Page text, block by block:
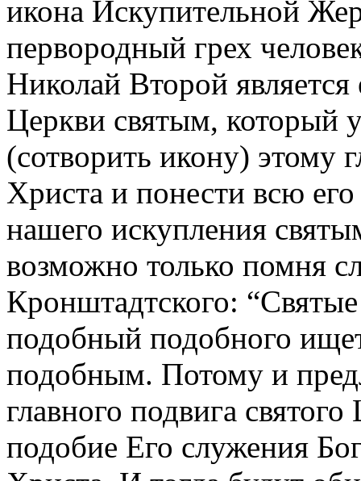
икона Искупительной
первородный грех
Николай Второй
Церкви святым, который
(сотворить икону) этому
Христа и понести всю
нашего искупления
возможно только помня
Кронштадтского:
подобный подобного
подобным. Потому и
главного подвига
подобие Его служения